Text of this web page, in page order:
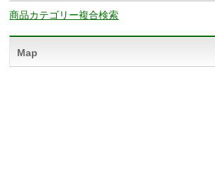
商品カテゴリー複合検索
Map